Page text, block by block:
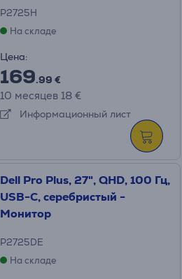
P2725H
На складе
Цена:
169.99 €
10 месяцев 18 €
Информационный лист
Dell Pro Plus, 27", QHD, 100 Гц,
USB-C, серебристый -
Монитор
P2725DE
На складе